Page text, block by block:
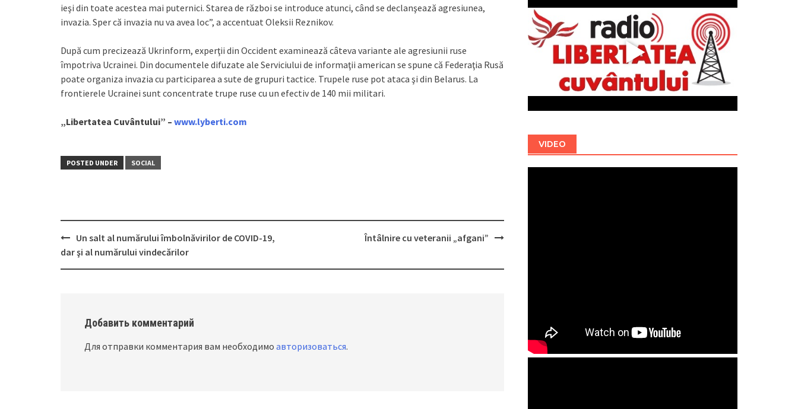
ieşi din toate acestea mai puternici. Starea de război se introduce atunci, când se declanşează agresiunea,
invazia. Sper că invazia nu va avea loc”, a accentuat Oleksii Reznikov.
După cum precizează Ukrinform, experţii din Occident examinează câteva variante ale agresiunii ruse
împotriva Ucrainei. Din documentele difuzate ale Serviciului de informaţii american se spune că Federaţia Rusă
poate organiza invazia cu participarea a sute de grupuri tactice. Trupele ruse pot ataca şi din Belarus. La
frontierele Ucrainei sunt concentrate trupe ruse cu un efectiv de 140 mii militari.
„Libertatea Cuvântului” – www.lyberti.com
POSTED UNDER SOCIAL
Post
navigation
Un salt al numărului îmbolnăvirilor de COVID-19,
dar şi al numărului vindecărilor
Întâlnire cu veteranii „afgani”
Добавить комментарий
Для отправки комментария вам необходимо авторизоваться.
VIDEO